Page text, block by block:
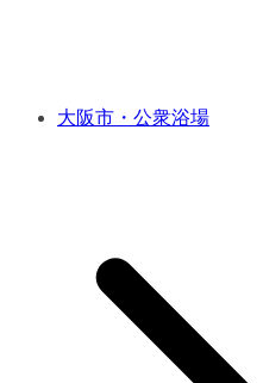
大阪市・公衆浴場